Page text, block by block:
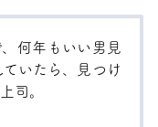
何年もいい男見
いたら、見つけ
司。